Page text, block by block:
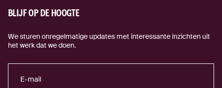
BLIJF OP DE HOOGTE
We sturen onregelmatige updates met interessante inzichten uit
het werk dat we doen.